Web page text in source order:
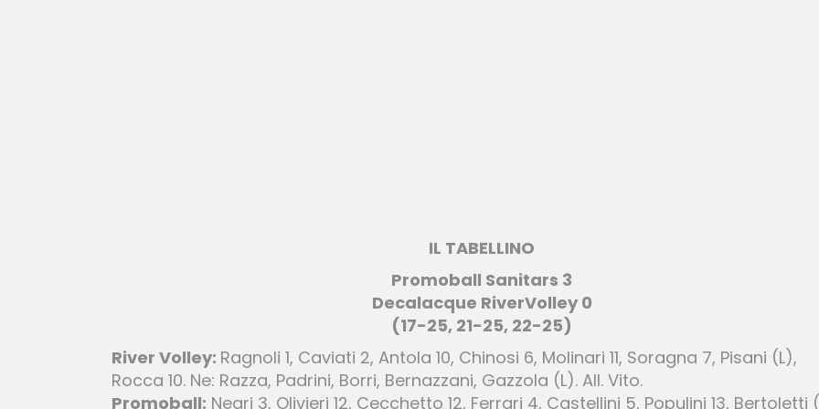
IL TABELLINO
Promoball Sanitars 3
Decalacque RiverVolley 0
(17-25, 21-25, 22-25)
River Volley: Ragnoli 1, Caviati 2, Antola 10, Chinosi 6, Molinari 11, Soragna 7, Pisani (L),
Rocca 10. Ne: Razza, Padrini, Borri, Bernazzani, Gazzola (L). All. Vito.
Promoball: Negri 3, Olivieri 12, Cecchetto 12, Ferrari 4, Castellini 5, Populini 13, Bertoletti